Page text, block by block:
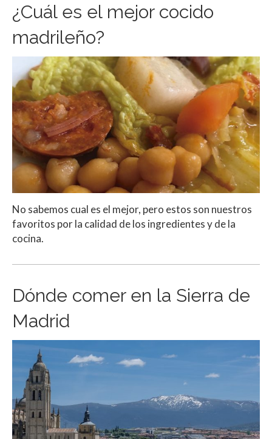
¿Cuál es el mejor cocido
madrileño?
No sabemos cual es el mejor, pero estos son nuestros
favoritos por la calidad de los ingredientes y de la
cocina.
Dónde comer en la Sierra de
Madrid